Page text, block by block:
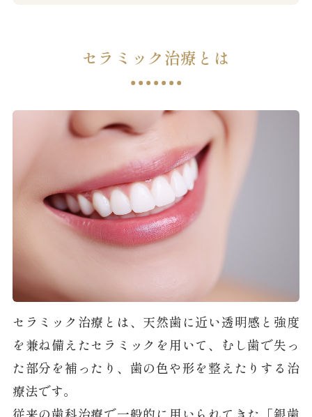
セラミック治療とは
セラミック治療とは、天然歯に近い透明感と強度
を兼ね備えたセラミックを用いて、むし歯で失っ
た部分を補ったり、歯の色や形を整えたりする治
療法です。
従来の歯科治療で一般的に用いられてきた「銀歯